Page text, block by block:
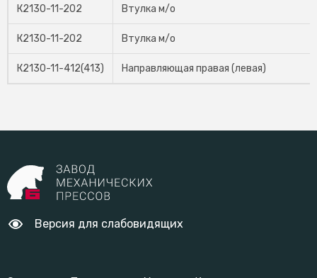
К2130-11-202 Втулка м/о
К2130-11-202 Втулка м/о
К2130-11-412(413) Направляющая правая (левая)
Версия для слабовидящих